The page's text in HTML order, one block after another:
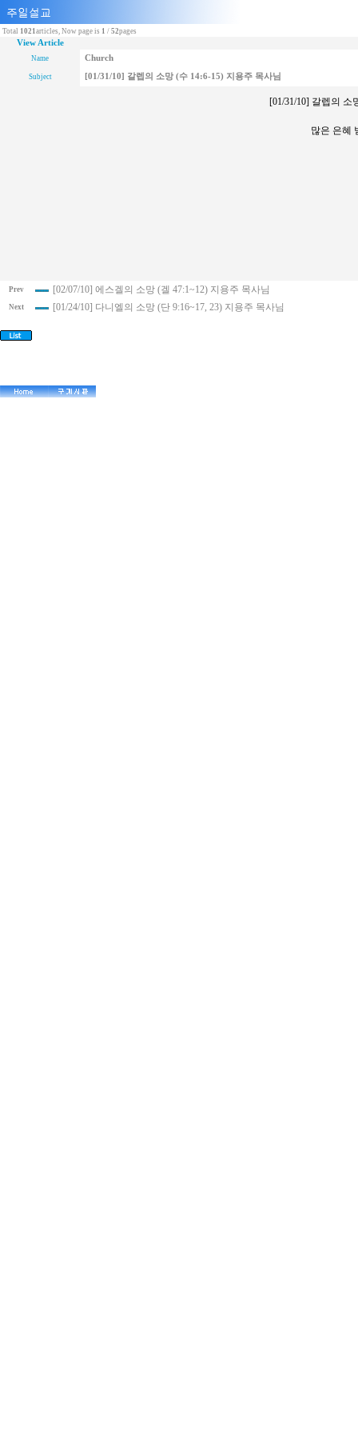
Total 1021articles, Now page is 1 / 52pages
View Article
Name Church
Subject [01/31/10] 갈렙의 소망 (수 14:6-15) 지용주 목사님
[01/31/10] 갈렙의 소
많은 은혜
Prev [02/07/10] 에스겔의 소망 (겔 47:1~12) 지용주 목사님
Next [01/24/10] 다니엘의 소망 (단 9:16~17, 23) 지용주 목사님